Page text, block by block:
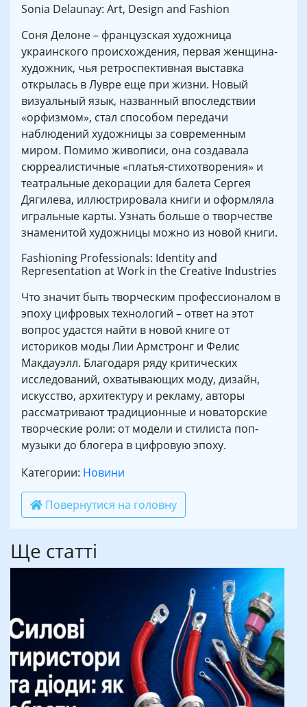
Sonia Delaunay: Art, Design and Fashion
Соня Делоне – французская художница
украинского происхождения, первая женщина-
художник, чья ретроспективная выставка
открылась в Лувре еще при жизни. Новый
визуальный язык, названный впоследствии
«орфизмом», стал способом передачи
наблюдений художницы за современным
миром. Помимо живописи, она создавала
сюрреалистичные «платья-стихотворения» и
театральные декорации для балета Сергея
Дягилева, иллюстрировала книги и оформляла
игральные карты. Узнать больше о творчестве
знаменитой художницы можно из новой книги.
Fashioning Professionals: Identity and
Representation at Work in the Creative Industries
Что значит быть творческим профессионалом в
эпоху цифровых технологий – ответ на этот
вопрос удастся найти в новой книге от
историков моды Лии Армстронг и Фелис
Макдауэлл. Благодаря ряду критических
исследований, охватывающих моду, дизайн,
искусство, архитектуру и рекламу, авторы
рассматривают традиционные и новаторские
творческие роли: от модели и стилиста поп-
музыки до блогера в цифровую эпоху.
Категории: Новини
Повернутися на головну
Ще статті